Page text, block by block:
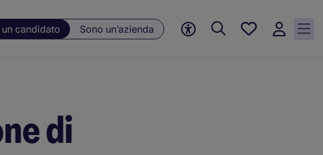
un candidato Sono un’azienda
Preferiti, 0
di